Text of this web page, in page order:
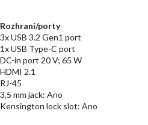
Rozhraní/porty
3x USB 3.2 Gen1 port
1x USB Type-C port
DC-in port 20 V; 65 W
HDMI 2.1
RJ-45
3,5 mm jack: Ano
Kensington lock slot: Ano